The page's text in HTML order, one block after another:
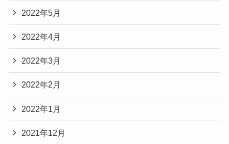
2022年5月
2022年4月
2022年3月
2022年2月
2022年1月
2021年12月